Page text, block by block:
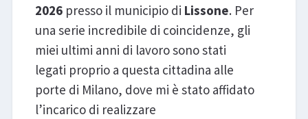
2026presso il municipio di Lissone. Per
una serie incredibile di coincidenze, gli
miei ultimi anni di lavoro sono stati
legati proprio a questa cittadina alle
porte di Milano, dove mi è stato affidato
l’incarico di realizzare